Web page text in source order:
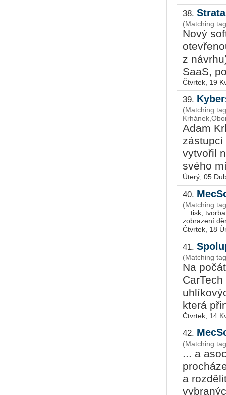
38.
(Matching
Nový
z
SaaS,
Čtvrtek, 19
39.
(Matching
Adam
zástupci
vytvořil
svého
Úterý, 05
40.
(Matching
... tisk,
Čtvrtek, 18
41.
(Matching
Na
která
Čtvrtek, 14
42.
(Matching
... a
a